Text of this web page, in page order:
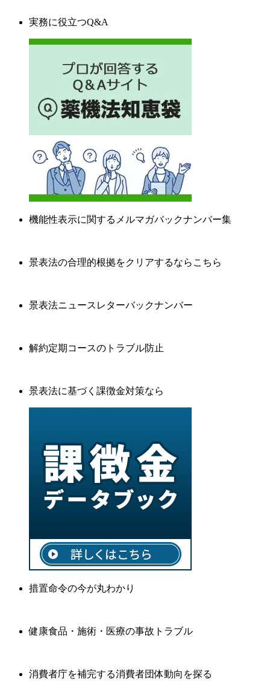
実務に役立つQ&A
機能性表示に関するメルマガバックナンバー集
景表法の合理的根拠をクリアするならこちら
景表法ニュースレターバックナンバー
解約定期コースのトラブル防止
景表法に基づく課徴金対策なら
措置命令の今が丸わかり
健康食品・施術・医療の事故トラブル
消費者庁を補完する消費者団体動向を探る